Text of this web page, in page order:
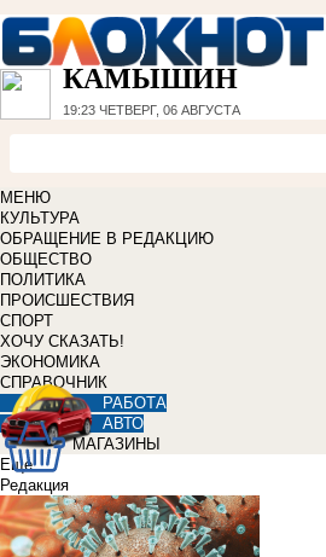
КАМЫШИН
19:23 ЧЕТВЕРГ, 06 АВГУСТА
МЕНЮ
КУЛЬТУРА
ОБРАЩЕНИЕ В РЕДАКЦИЮ
ОБЩЕСТВО
ПОЛИТИКА
ПРОИСШЕСТВИЯ
СПОРТ
ХОЧУ СКАЗАТЬ!
ЭКОНОМИКА
СПРАВОЧНИК
РАБОТА
АВТО
МАГАЗИНЫ
Еще
Редакция